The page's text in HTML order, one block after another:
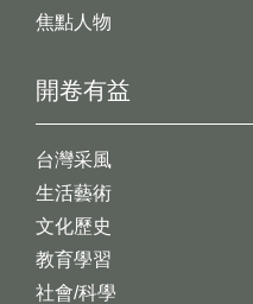
開卷有益
台灣采風
生活藝術
文化歷史
教育學習
社會/科學
焦點人物